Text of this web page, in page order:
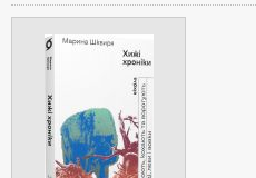
ІЗ ГУАНСІ. ГІПЕРІОН